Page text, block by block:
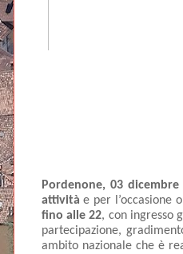
Pordenone, 03 dicembre
attività e per l’occasione
fino alle 22, con ingresso
partecipazione,
ambito nazionale che è